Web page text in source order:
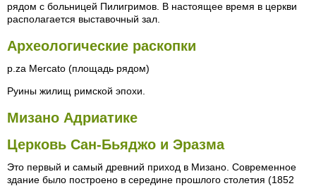
рядом с больницей Пилигримов. В настоящее время в церкви
располагается выставочный зал.
Археологические раскопки
p.za Mercato (площадь рядом)
Руины жилищ римской эпохи.
Мизано Адриатике
Церковь Сан-Бьяджо и Эразма
Это первый и самый древний приход в Мизано. Современное
здание было построено в середине прошлого столетия (1852